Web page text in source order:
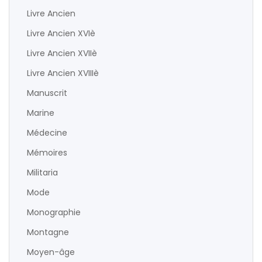
Livre Ancien
Livre Ancien XVIè
Livre Ancien XVIIè
Livre Ancien XVIIIè
Manuscrit
Marine
Médecine
Mémoires
Militaria
Mode
Monographie
Montagne
Moyen-âge